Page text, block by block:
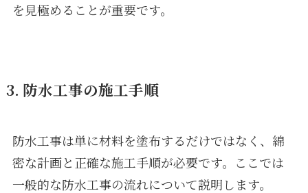
を見極めることが重要です。
3. 防水工事の施工手順
防水工事は単に材料を塗布するだけではなく、綿
密な計画と正確な施工手順が必要です。ここでは
一般的な防水工事の流れについて説明します。